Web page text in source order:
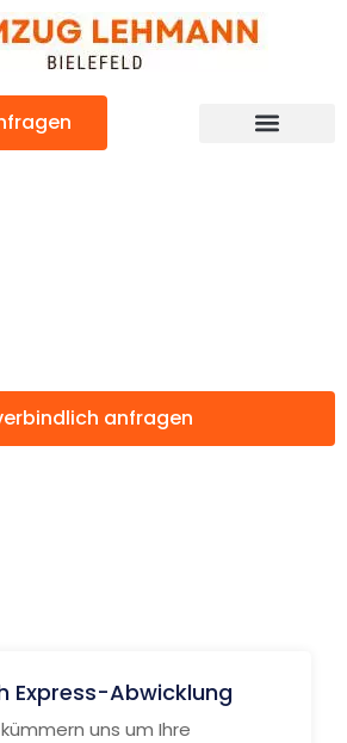
anfragen
Express-Abwicklung
uns um Ihre